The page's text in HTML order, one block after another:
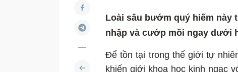
Loài sâu bướm quý hiếm này
nhập và cướp mồi ngay dưới
Để tồn tại trong thế giới tự
khiến giới khoa học kinh ngạc